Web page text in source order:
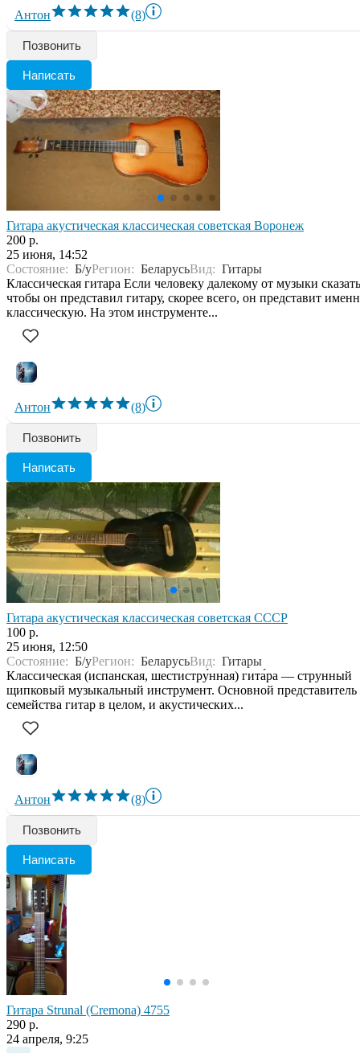
Антон (8)
Позвонить
Написать
Гитара акустическая классическая советская Воронеж
200 р.
25 июня, 14:52
Состояние: Б/уРегион: БеларусьВид: Гитары
Классическая гитара Если человеку далекому от музыки
чтобы он представил гитару, скорее всего, он представит
классическую. На этом инструменте...
Антон (8)
Позвонить
Написать
Гитара акустическая классическая советская СССР
100 р.
25 июня, 12:50
Состояние: Б/уРегион: БеларусьВид: Гитары
Классическая (испанская, шестистру́нная) гита́ра — струнный
щипковый музыкальный инструмент. Основной представитель
семейства гитар в целом, и акустических...
Антон (8)
Позвонить
Написать
Гитара Strunal (Cremona) 4755
290 р.
24 апреля, 9:25